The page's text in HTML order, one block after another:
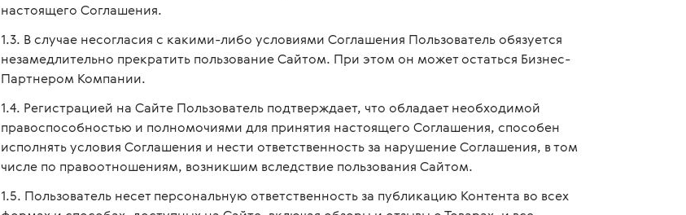
настоящего Соглашения.
В случае несогласия с какими-либо условиями Соглашения Пользователь обязуется
незамедлительно прекратить пользование Сайтом. При этом он может остаться Бизнес-
Партнером Компании.
Регистрацией на Сайте Пользователь подтверждает, что обладает необходимой
правоспособностью и полномочиями для принятия настоящего Соглашения, способен
исполнять условия Соглашения и нести ответственность за нарушение Соглашения, в том
числе по правоотношениям, возникшим вследствие пользования Сайтом.
Пользователь несет персональную ответственность за публикацию Контента во всех